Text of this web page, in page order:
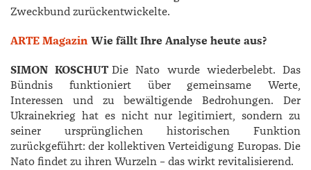
Zweckbund zurückentwickelte.
ARTE Magazin Wie fällt Ihre Analyse heute aus?
SIMON KOSCHUT Die Nato wurde wiederbelebt. Das
Bündnis funktioniert über gemeinsame Werte,
Interessen und zu bewältigende Bedrohungen. Der
Ukrainekrieg hat es nicht nur legitimiert, sondern zu
seiner ursprünglichen historischen Funktion
zurückgeführt: der kollektiven Verteidigung Europas. Die
Nato findet zu ihren Wurzeln – das wirkt revitalisierend.